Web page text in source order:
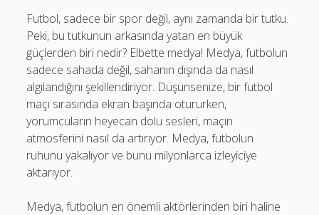
Futbol, sadece bir spor değil, aynı zamanda bir tutku.
Peki, bu tutkunun arkasında yatan en büyük
güçlerden biri nedir? Elbette medya! Medya, futbolun
sadece sahada değil, sahanın dışında da nasıl
algılandığını şekillendiriyor. Düşünsenize, bir futbol
maçı sırasında ekran başında otururken,
yorumcuların heyecan dolu sesleri, maçın
atmosferini nasıl da artırıyor. Medya, futbolun
ruhunu yakalıyor ve bunu milyonlarca izleyiciye
aktarıyor.
Medya, futbolun en önemli aktörlerinden biri haline